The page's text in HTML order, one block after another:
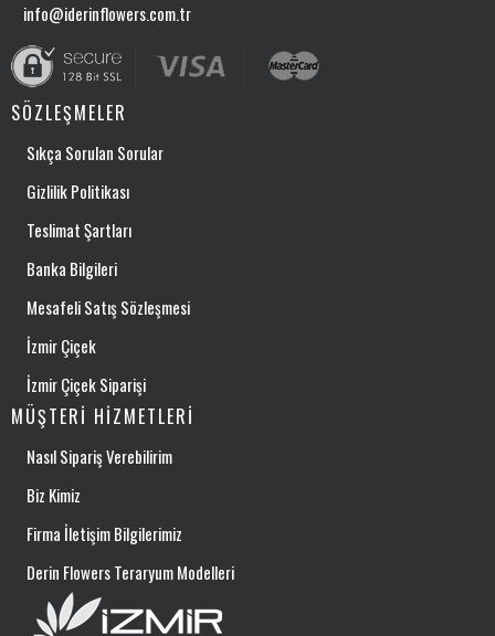
info@iderinflowers.com.tr
SÖZLEŞMELER
Sıkça Sorulan Sorular
Gizlilik Politikası
Teslimat Şartları
Banka Bilgileri
Mesafeli Satış Sözleşmesi
İzmir Çiçek
İzmir Çiçek Siparişi
MÜŞTERI HIZMETLERI
Nasıl Sipariş Verebilirim
Biz Kimiz
Firma İletişim Bilgilerimiz
Derin Flowers Teraryum Modelleri